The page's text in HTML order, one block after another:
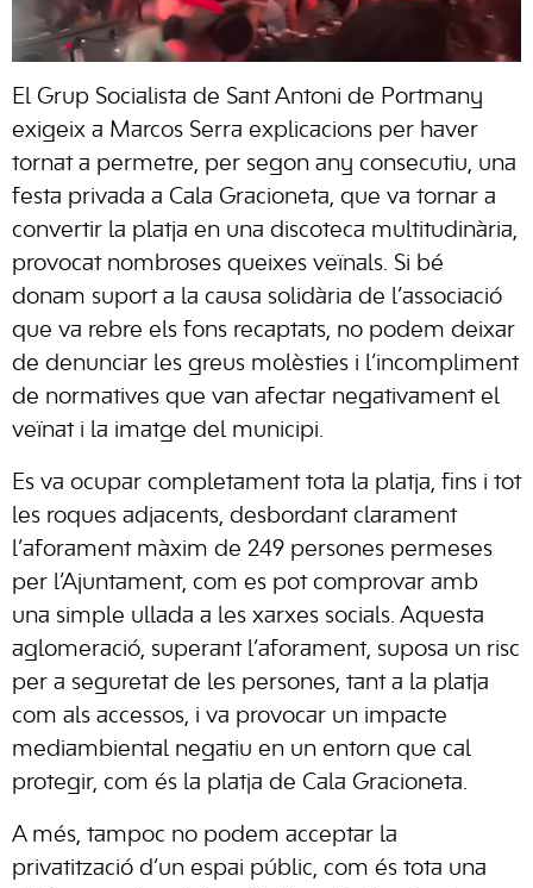
El Grup Socialista de Sant Antoni de Portmany
exigeix a Marcos Serra explicacions per haver
tornat a permetre, per segon any consecutiu, una
festa privada a Cala Gracioneta, que va tornar a
convertir la platja en una discoteca multitudinària,
provocat nombroses queixes veïnals. Si bé
donam suport a la causa solidària de l’associació
que va rebre els fons recaptats, no podem deixar
de denunciar les greus molèsties i l’incompliment
de normatives que van afectar negativament el
veïnat i la imatge del municipi.
Es va ocupar completament tota la platja, fins i tot
les roques adjacents, desbordant clarament
l’aforament màxim de 249 persones permeses
per l’Ajuntament, com es pot comprovar amb
una simple ullada a les xarxes socials. Aquesta
aglomeració, superant l’aforament, suposa un risc
per a seguretat de les persones, tant a la platja
com als accessos, i va provocar un impacte
mediambiental negatiu en un entorn que cal
protegir, com és la platja de Cala Gracioneta.
A més, tampoc no podem acceptar la
privatització d’un espai públic, com és tota una